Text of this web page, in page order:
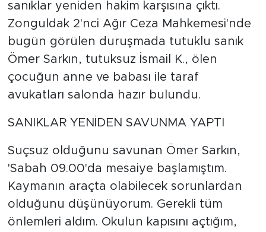
sanıklar yeniden hakim karşısına çıktı.
Zonguldak 2'nci Ağır Ceza Mahkemesi'nde
bugün görülen duruşmada tutuklu sanık
Ömer Sarkın, tutuksuz İsmail K., ölen
çocuğun anne ve babası ile taraf
avukatları salonda hazır bulundu.
SANIKLAR YENİDEN SAVUNMA YAPTI
Suçsuz olduğunu savunan Ömer Sarkın,
'Sabah 09.00'da mesaiye başlamıştım.
Kaymanın araçta olabilecek sorunlardan
olduğunu düşünüyorum. Gerekli tüm
önlemleri aldım. Okulun kapısını açtığım,